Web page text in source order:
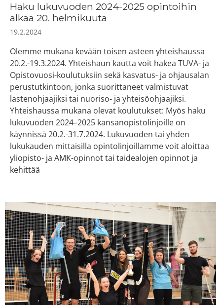
Haku lukuvuoden 2024-2025 opintoihin
alkaa 20. helmikuuta
19.2.2024
Olemme mukana kevään toisen asteen yhteishaussa
20.2.-19.3.2024. Yhteishaun kautta voit hakea TUVA- ja
Opistovuosi-koulutuksiin sekä kasvatus- ja ohjausalan
perustutkintoon, jonka suorittaneet valmistuvat
lastenohjaajiksi tai nuoriso- ja yhteisöohjaajiksi.
Yhteishaussa mukana olevat koulutukset: Myös haku
lukuvuoden 2024–2025 kansanopistolinjoille on
käynnissä 20.2.-31.7.2024. Lukuvuoden tai yhden
lukukauden mittaisilla opintolinjoillamme voit aloittaa
yliopisto- ja AMK-opinnot tai taidealojen opinnot ja
kehittää